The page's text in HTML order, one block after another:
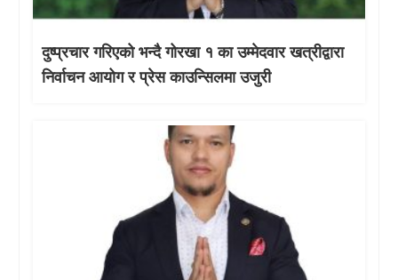
दुष्प्रचार गरिएको भन्दै गोरखा १ का उम्मेदवार खत्रीद्वारा
निर्वाचन आयोग र प्रेस काउन्सिलमा उजुरी